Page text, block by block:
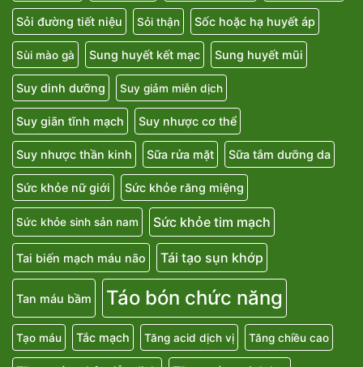
Sỏi đường tiết niệu Sỏi thận Sốc hoặc hạ huyết áp
Sùi mào gà Sung huyết kết mạc Sung huyết mũi
Suy dinh dưỡng Suy giảm miễn dịch
Suy giãn tĩnh mạch Suy nhược cơ thể
Suy nhược thần kinh Sữa rửa mặt Sữa tắm dưỡng da
Sức khỏe nữ giới Sức khỏe răng miệng
Sức khỏe sinh sản nam Sức khỏe tim mạch
Tai biến mạch máu não Tái tạo sụn khớp
Tan máu bầm Táo bón chức năng
Tạo máu Tắc mạch Tăng acid dịch vị Tăng chiều cao